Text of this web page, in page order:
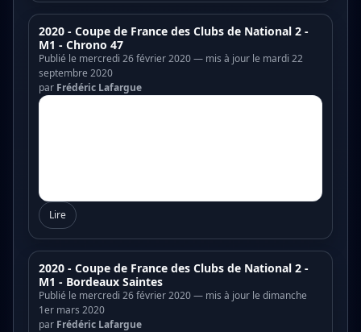
2020 - Coupe de France des Clubs de National 2 -
M1 - Chrono 47
Publié le mercredi 26 février 2020 — mis à jour le mardi 22
septembre 2020
par Frédéric Lafargue
Lire
2020 - Coupe de France des Clubs de National 2 -
M1 - Bordeaux Saintes
Publié le mercredi 26 février 2020 — mis à jour le dimanche
1er mars 2020
par Frédéric Lafargue